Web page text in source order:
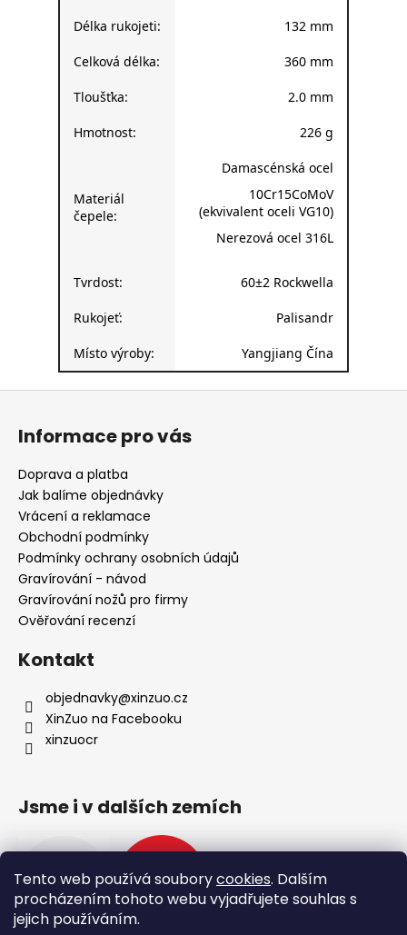
Tento web používá souborycookies. Dalším
procházením tohoto webu vyjadřujete souhlas s
jejich používáním.
Délka rukojeti: 132 mm
Celková délka: 360 mm
Tloušťka: 2.0 mm
Hmotnost: 226 g
Materiál
čepele:
Damascénská ocel
10Cr15CoMoV
(ekvivalent oceli VG10)
Nerezová ocel 316L
Tvrdost: 60±2 Rockwella
Rukojeť: Palisandr
Místo výroby: Yangjiang Čína
Z
Informace pro vás
Doprava a platba
Jak balíme objednávky
Vrácení a reklamace
Obchodní podmínky
Podmínky ochrany osobních údajů
Gravírování - návod
Gravírování nožů pro firmy
Ověřování recenzí
Kontakt
objednavky@xinzuo.cz
XinZuo na Facebooku
xinzuocr
Jsme i v dalších zemích